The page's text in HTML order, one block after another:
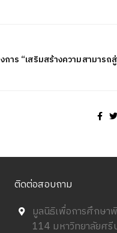
การ “เสริมสร้างความสามารถ
ติดต่อสอบถาม
มูลนิธิเพื่อการศึกษา
114 มหาวิทยาลัยศ